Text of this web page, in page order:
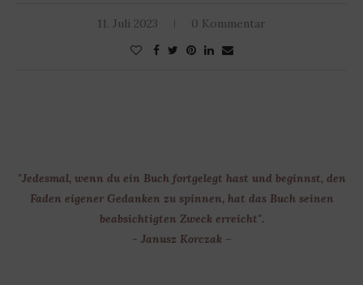
11. Juli 2023 0 Kommentar
"Jedesmal, wenn du ein Buch fortgelegt hast und beginnst, den
Faden eigener Gedanken zu spinnen, hat das Buch seinen
beabsichtigten Zweck erreicht".
- Janusz Korczak –